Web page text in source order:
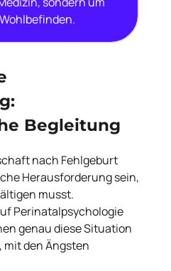
Begleitung
nach Fehlgeburt
Herausforderung sein,
musst.
Perinatalpsychologie
genau diese Situation
den Ängsten